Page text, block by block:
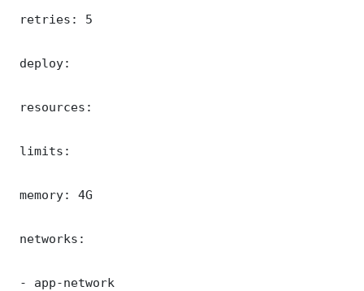
retries: 5
deploy:
resources:
limits:
memory: 4G
networks:
- app-network